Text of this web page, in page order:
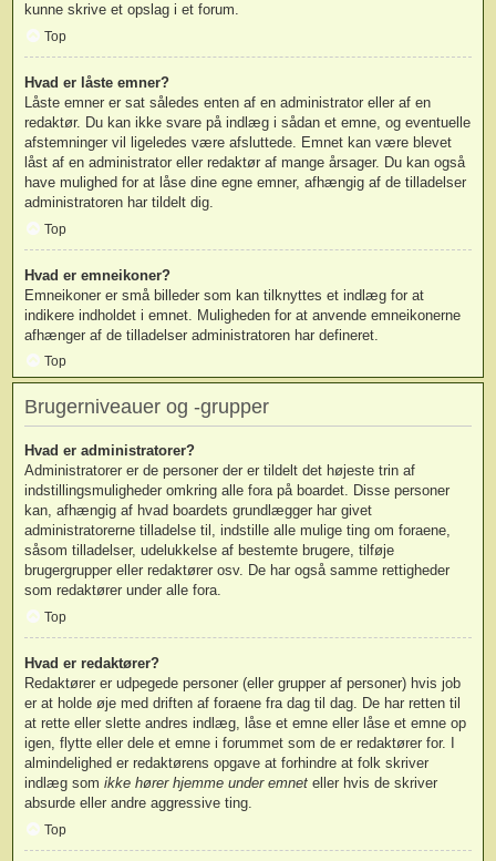
kunne skrive et opslag i et forum.
Top
Hvad er låste emner?
Låste emner er sat således enten af en administrator eller af en
redaktør. Du kan ikke svare på indlæg i sådan et emne, og eventuelle
afstemninger vil ligeledes være afsluttede. Emnet kan være blevet
låst af en administrator eller redaktør af mange årsager. Du kan også
have mulighed for at låse dine egne emner, afhængig af de tilladelser
administratoren har tildelt dig.
Top
Hvad er emneikoner?
Emneikoner er små billeder som kan tilknyttes et indlæg for at
indikere indholdet i emnet. Muligheden for at anvende emneikonerne
afhænger af de tilladelser administratoren har defineret.
Top
Brugerniveauer og -grupper
Hvad er administratorer?
Administratorer er de personer der er tildelt det højeste trin af
indstillingsmuligheder omkring alle fora på boardet. Disse personer
kan, afhængig af hvad boardets grundlægger har givet
administratorerne tilladelse til, indstille alle mulige ting om foraene,
såsom tilladelser, udelukkelse af bestemte brugere, tilføje
brugergrupper eller redaktører osv. De har også samme rettigheder
som redaktører under alle fora.
Top
Hvad er redaktører?
Redaktører er udpegede personer (eller grupper af personer) hvis job
er at holde øje med driften af foraene fra dag til dag. De har retten til
at rette eller slette andres indlæg, låse et emne eller låse et emne op
igen, flytte eller dele et emne i forummet som de er redaktører for. I
almindelighed er redaktørens opgave at forhindre at folk skriver
indlæg som ikke hører hjemme under emnet eller hvis de skriver
absurde eller andre aggressive ting.
Top